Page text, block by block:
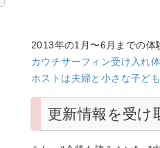
2013年の1月〜6月までの体
カウチサーフィン受け入れ
ホストは夫婦と小さな子ど
更新情報を受け